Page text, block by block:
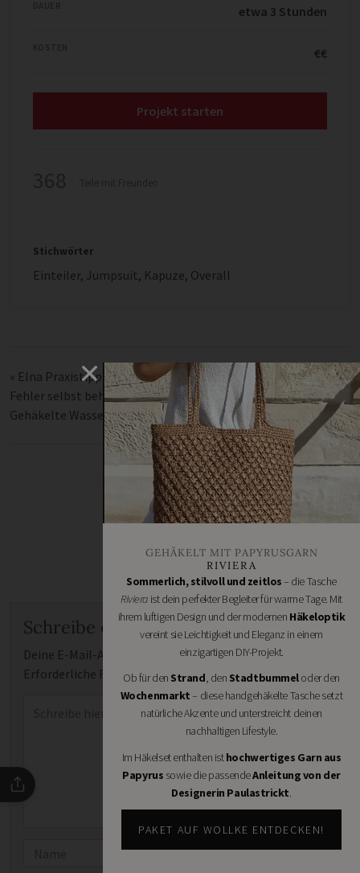
etwa 3 Stunden
€€
Projekt starten
Stichwörter
Einteiler, Jumpsuit, Kapuze, Overall
« Elna Praxistipps: Wenn die Nähmaschine streikt … Einfache
Fehler selbst beheben.
Gehäkelte Wassermelonen »
Schreibe einen Kommentar
Deine E-Mail-Adresse wird nicht veröffentlicht.
Erforderliche Felder sind mit*markiert
GEHÄKELT MIT PAPYRUSGARN
RIVIERA
Sommerlich, stilvoll und zeitlos– die Tasche
Rivieraist dein perfekter Begleiter für warme Tage. Mit
ihrem luftigen Design und der modernen Häkeloptik
vereint sie Leichtigkeit und Eleganz in einem
einzigartigen DIY-Projekt.
Ob für den Strand, den Stadtbummeloder den
Wochenmarkt– diese handgehäkelte Tasche setzt
natürliche Akzente und unterstreicht deinen
nachhaltigen Lifestyle.
Im Häkelset enthalten isthochwertiges Garn aus
Papyrus sowie die passendeAnleitung von der
Designerin Paulastrickt.
PAKET AUF WOLLKE ENTDECKEN!